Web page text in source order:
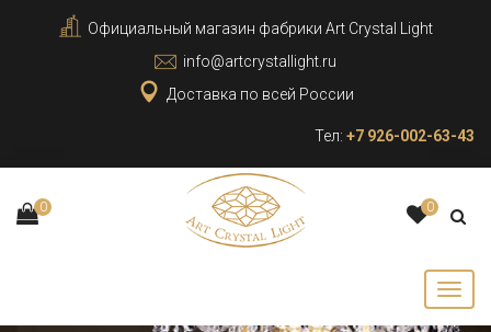
Официальный магазин фабрики Art Crystal Light
info@artcrystallight.ru
Доставка по всей России
Тел: +7 926-002-63-43
0 0